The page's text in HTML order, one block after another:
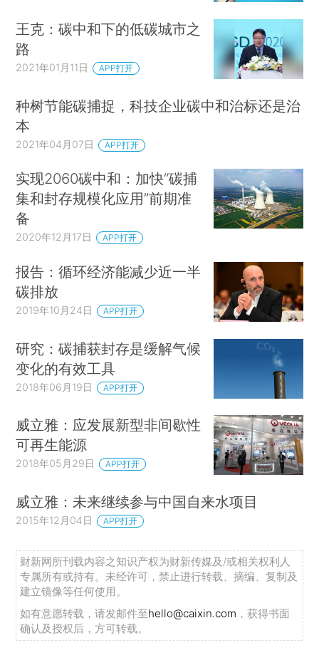
王克：碳中和下的低碳城市之
路
2021年01月11日 APP打开
种树节能碳捕捉，科技企业碳中和治标还是治
本
2021年04月07日 APP打开
实现2060碳中和：加快“碳捕
集和封存规模化应用”前期准
备
2020年12月17日 APP打开
报告：循环经济能减少近一半
碳排放
2019年10月24日 APP打开
研究：碳捕获封存是缓解气候
变化的有效工具
2018年06月19日 APP打开
威立雅：应发展新型非间歇性
可再生能源
2018年05月29日 APP打开
威立雅：未来继续参与中国自来水项目
2015年12月04日 APP打开
财新网所刊载内容之知识产权为财新传媒及/或相关权利人
专属所有或持有。未经许可，禁止进行转载、摘编、复制及
建立镜像等任何使用。
如有意愿转载，请发邮件至hello@caixin.com ，获得书面
确认及授权后，方可转载。